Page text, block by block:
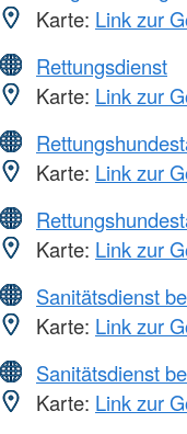
Karte: Link zur
Rettungsdienst
Karte: Link zur
Karte: Link zur
Karte: Link zur
Sanitätsdienst
Karte: Link zur
Sanitätsdienst
Karte: Link zur